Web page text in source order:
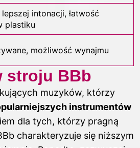
intonacji, łatwość
plastiku
możliwość wynajmu
stroju BBb
muzyków, którzy
instrumentów
dla tych, którzy pragną
charakteryzuje się niższym